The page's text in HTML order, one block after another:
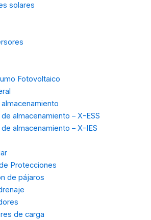
solares
Fotovoltaico
almacenamiento – X-ESS
almacenamiento – X-IES
Protecciones
de pájaros
de carga